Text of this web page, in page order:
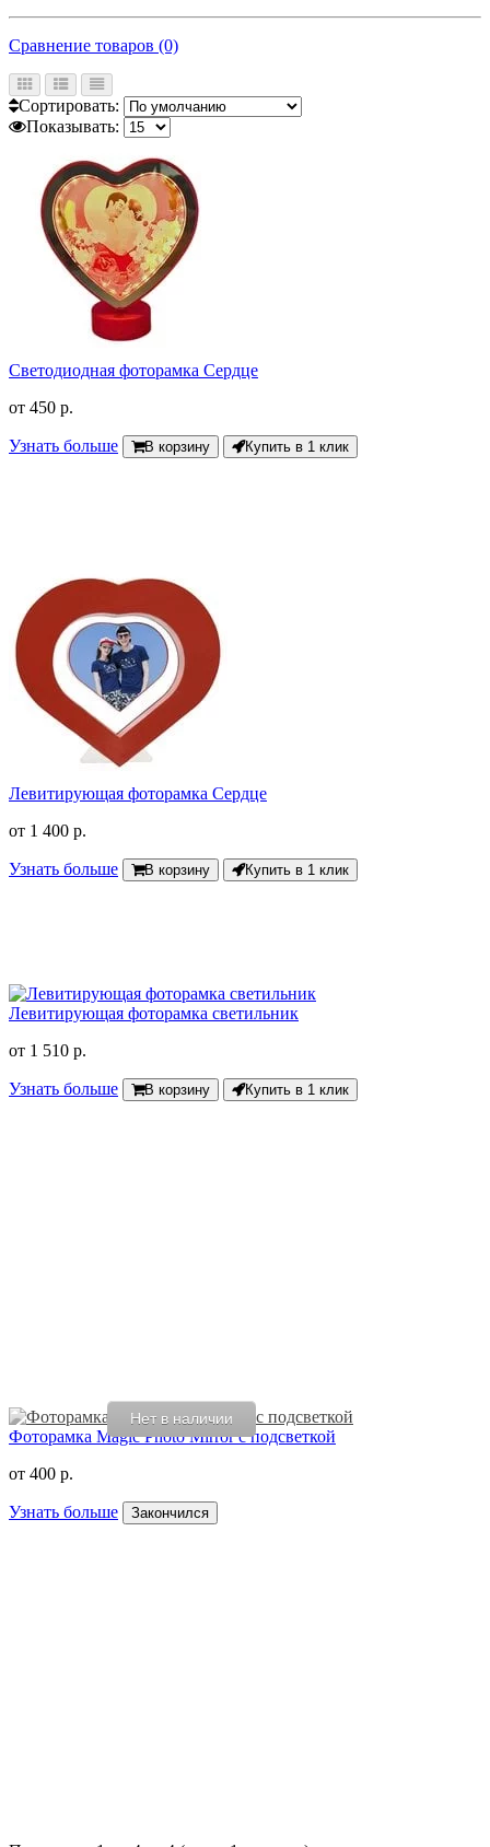
Сравнение товаров (0)
Сортировать:
Показывать:
Светодиодная фоторамка Сердце
от 450 р.
Узнать больше В корзину Купить в 1 клик
Левитирующая фоторамка Сердце
от 1 400 р.
Узнать больше В корзину Купить в 1 клик
Левитирующая фоторамка светильник
от 1 510 р.
Узнать больше В корзину Купить в 1 клик
Нет в наличии
Фоторамка Magic Photo Mirror с подсветкой
от 400 р.
Узнать больше Закончился